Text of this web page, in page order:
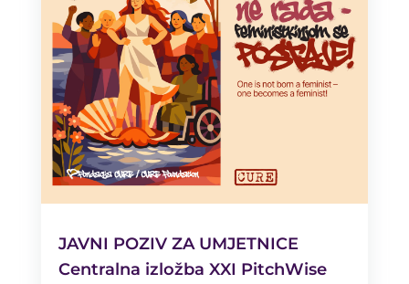
JAVNI POZIV ZA UMJETNICE
Centralna izložba XXI PitchWise